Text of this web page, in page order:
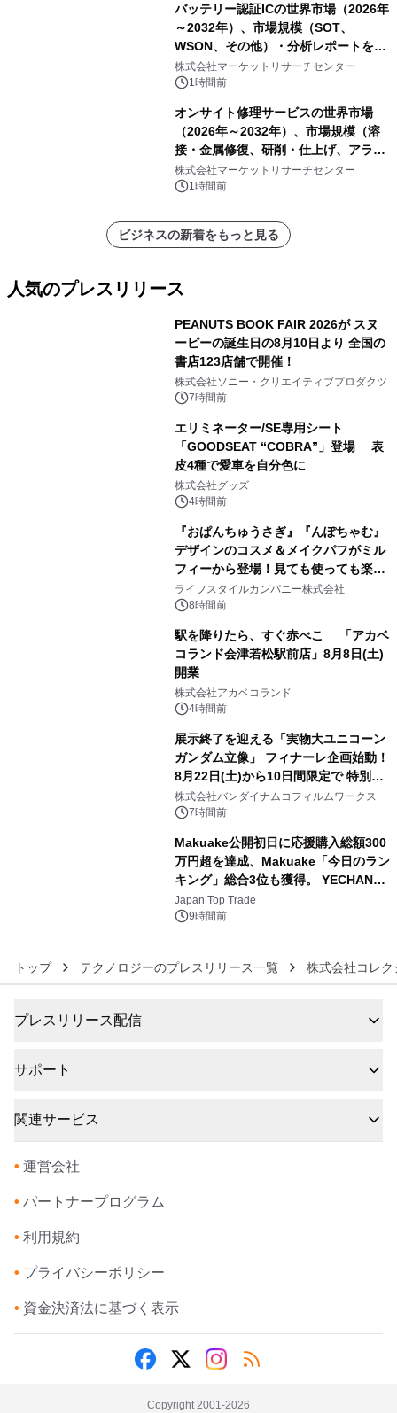
バッテリー認証ICの世界市場（2026年
～2032年）、市場規模（SOT、
WSON、その他）・分析レポートを発
表
株式会社マーケットリサーチセンター
1時間前
オンサイト修理サービスの世界市場
（2026年～2032年）、市場規模（溶
接・金属修復、研削・仕上げ、アライ
メント、その他）・分析レポートを発
表
株式会社マーケットリサーチセンター
1時間前
ビジネスの新着をもっと見る
人気のプレスリリース
PEANUTS BOOK FAIR 2026が スヌ
ーピーの誕生日の8月10日より 全国の
書店123店舗で開催！
株式会社ソニー・クリエイティブプロダクツ
7時間前
エリミネーター/SE専用シート
「GOODSEAT “COBRA”」登場 表
皮4種で愛車を自分色に
株式会社グッズ
4時間前
『おぱんちゅうさぎ』『んぽちゃむ』
デザインのコスメ＆メイクパフがミル
フィーから登場！見ても使っても楽し
い、ポップでキュートなコレクショ
ン。
ライフスタイルカンパニー株式会社
8時間前
駅を降りたら、すぐ赤べこ 「アカベ
コランド会津若松駅前店」8月8日(土)
開業
株式会社アカベコランド
4時間前
展示終了を迎える「実物大ユニコーン
ガンダム立像」 フィナーレ企画始動！
8月22日(土)から10日間限定で 特別映
像『UNICORN GUNDAM Statue ―
BEYOND POSSIBILITY ―』を上映！
株式会社バンダイナムコフィルムワークス
7時間前
Makuake公開初日に応援購入総額300
万円超を達成、Makuake「今日のラン
キング」総合3位も獲得。 YECHAN音
浴シンギングボウル第2弾の大型サイ
ズ（XL・2XL・3XL）を先行販売中
Japan Top Trade
9時間前
トップ テクノロジーのプレスリリース一覧 株式会社コレク
プレスリリース配信
サポート
関連サービス
• 運営会社
• パートナープログラム
• 利用規約
• プライバシーポリシー
• 資金決済法に基づく表示
Copyright 2001-2026